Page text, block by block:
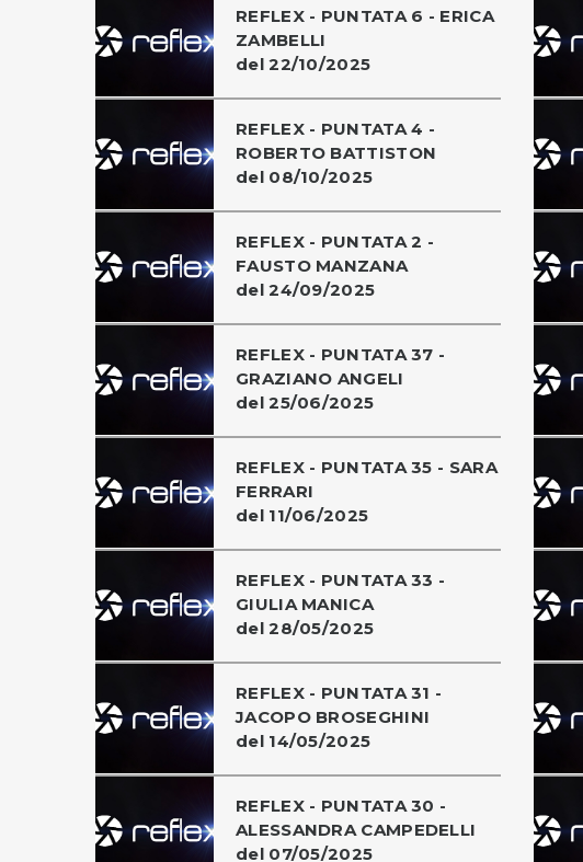
REFLEX - PUNTATA 6 - ERICA
ZAMBELLI
del 22/10/2025
REFLEX - PUNTATA 4 -
ROBERTO BATTISTON
del 08/10/2025
REFLEX - PUNTATA 2 -
FAUSTO MANZANA
del 24/09/2025
REFLEX - PUNTATA 37 -
GRAZIANO ANGELI
del 25/06/2025
REFLEX - PUNTATA 35 - SARA
FERRARI
del 11/06/2025
REFLEX - PUNTATA 33 -
GIULIA MANICA
del 28/05/2025
REFLEX - PUNTATA 31 -
JACOPO BROSEGHINI
del 14/05/2025
REFLEX - PUNTATA 30 -
ALESSANDRA CAMPEDELLI
del 07/05/2025